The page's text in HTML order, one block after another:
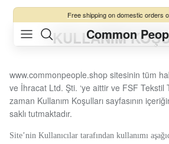
Skip to content
Free shippingon domestic orders
Common
KULLANIM
www.commonpeople.shop sitesinin tüm
ve İhracat Ltd. Şti. ‘ye aittir ve FSF Tekstil
zaman Kullanım Koşulları sayfasının
saklı tutmaktadır.
Site’nin Kullanıcılar tarafından kullanımı